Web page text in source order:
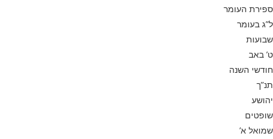
ספירת העומר
ל”ג בעומר
שבועות
ט’ באב
חודשי השנה
תנ”ך
יהושע
שופטים
שמואל א’